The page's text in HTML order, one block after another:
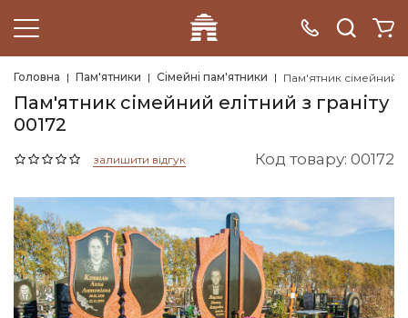
Головна Пам'ятники Сімейні пам'ятники Пам'ятник сімейний
Пам'ятник сімейний елітний з граніту
00172
залишити відгук Код товару: 00172